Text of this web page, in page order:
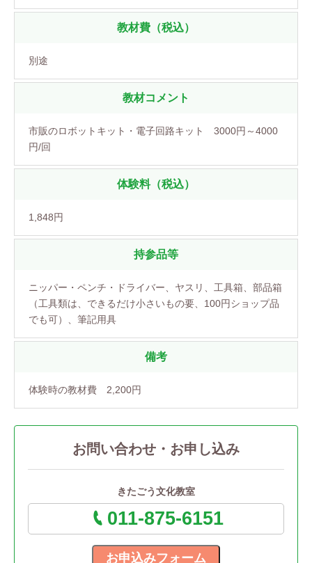
教材費（税込）
別途
教材コメント
市販のロボットキット・電子回路キット 3000円～4000
円/回
体験料（税込）
1,848円
持参品等
ニッパー・ペンチ・ドライバー、ヤスリ、工具箱、部品箱
（工具類は、できるだけ小さいもの要、100円ショップ品
でも可）、筆記用具
備考
体験時の教材費 2,200円
お問い合わせ・お申し込み
きたごう文化教室
011-875-6151